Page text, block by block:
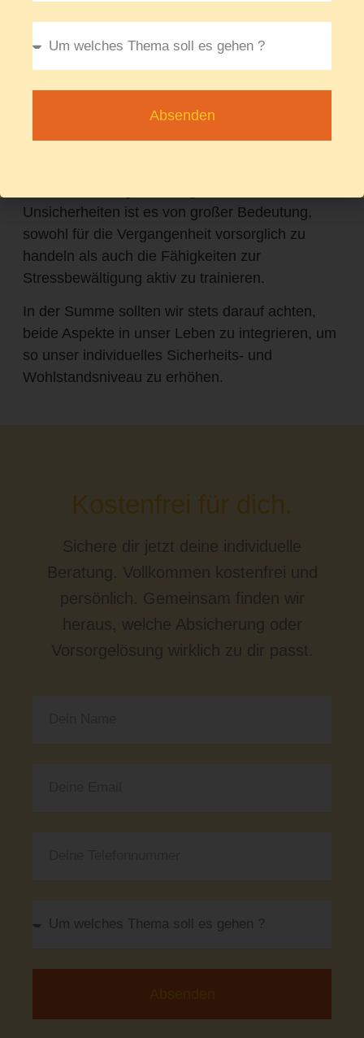
innerer Stärke umfasst.
Durch das Verständnis und die Integration von
Arbeitskraftabsicherung, können wir unser Leben
proaktiv gestalten und gleichzeitig die Resilienz
Unsicherheiten ist es von großer Bedeutung,
sowohl für die Vergangenheit vorsorglich zu
handeln als auch die Fähigkeiten zur
Stressbewältigung aktiv zu trainieren.
In der Summe sollten wir stets darauf achten,
beide Aspekte in unser Leben zu integrieren, um
so unser individuelles Sicherheits- und
Wohlstandsniveau zu erhöhen.
Kostenfrei für dich.
Sichere dir jetzt deine individuelle
Beratung. Vollkommen kostenfrei und
persönlich. Gemeinsam finden wir
heraus, welche Absicherung oder
Vorsorgelösung wirklich zu dir passt.
Absenden